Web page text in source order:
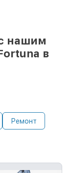
нашим
в
Ремонт